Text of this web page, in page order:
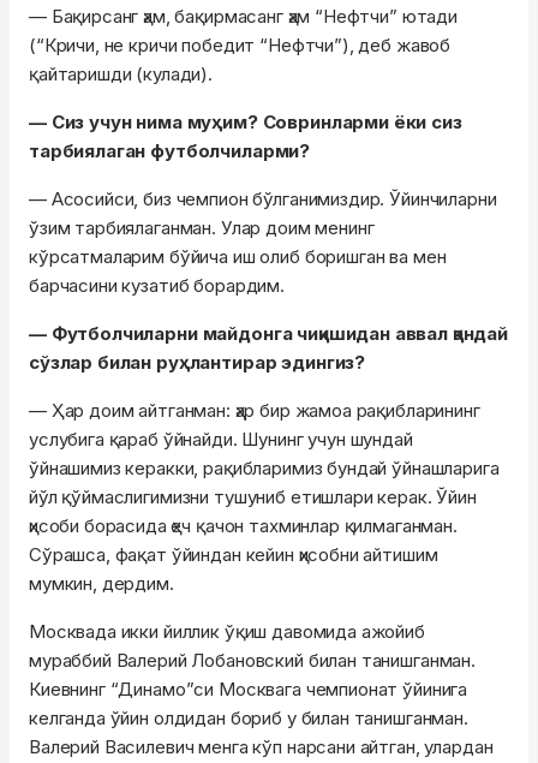
— Бақирсанг ҳам, бақирмасанг ҳам “Нефтчи” ютади
(“Кричи, не кричи победит “Нефтчи”), деб жавоб
қайтаришди (кулади).
— Сиз учун нима муҳим? Совринларми ёки сиз
тарбиялаган футболчиларми?
— Асосийси, биз чемпион бўлганимиздир. Ўйинчиларни
ўзим тарбиялаганман. Улар доим менинг
кўрсатмаларим бўйича иш олиб боришган ва мен
барчасини кузатиб борардим.
— Футболчиларни майдонга чиқишидан аввал қандай
сўзлар билан руҳлантирар эдингиз?
— Ҳар доим айтганман: ҳар бир жамоа рақибларининг
услубига қараб ўйнайди. Шунинг учун шундай
ўйнашимиз керакки, рақибларимиз бундай ўйнашларига
йўл қўймаслигимизни тушуниб етишлари керак. Ўйин
ҳисоби борасида ҳеч қачон тахминлар қилмаганман.
Сўрашса, фақат ўйиндан кейин ҳисобни айтишим
мумкин, дердим.
Москвада икки йиллик ўқиш давомида ажойиб
мураббий Валерий Лобановский билан танишганман.
Киевнинг “Динамо”си Москвага чемпионат ўйинига
келганда ўйин олдидан бориб у билан танишганман.
Валерий Василевич менга кўп нарсани айтган, улардан